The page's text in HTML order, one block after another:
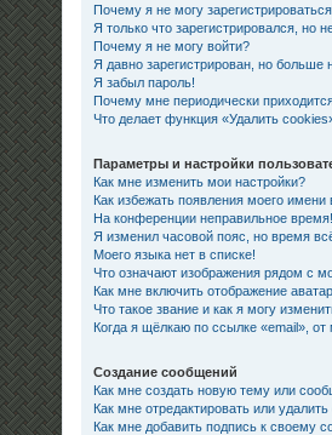
Почему я не могу
Я только что зарегистрировался, но
Почему я не могу войти?
Я давно зарегистрирован, но больше
Я забыл пароль!
Почему мне периодически
Что делает функция «Удалить
Параметры и настройки
Как мне изменить мои настройки?
Как избежать появления моего
На конференции неправильное время!
Я изменил часовой пояс, но время
Моего языка нет в списке!
Что означают изображения рядом с
Как мне включить отображение
Что такое звание и как я могу
Когда я щёлкаю по ссылке «email»,
Создание сообщений
Как мне создать новую тему или
Как мне отредактировать или
Как мне добавить подпись к своему